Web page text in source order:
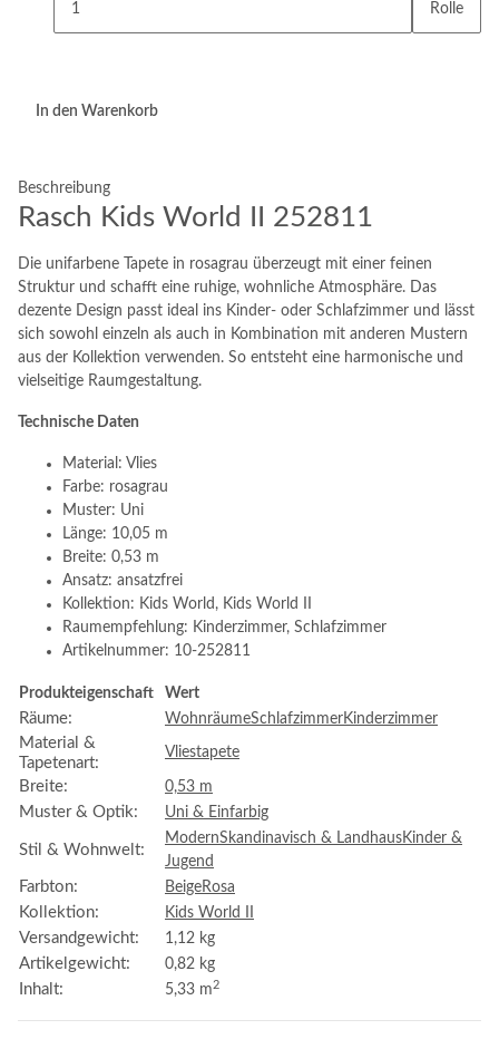
Rolle
In den Warenkorb
Beschreibung
Rasch Kids World II 252811
Die unifarbene Tapete in rosagrau überzeugt mit einer feinen
Struktur und schafft eine ruhige, wohnliche Atmosphäre. Das
dezente Design passt ideal ins Kinder- oder Schlafzimmer und lässt
sich sowohl einzeln als auch in Kombination mit anderen Mustern
aus der Kollektion verwenden. So entsteht eine harmonische und
vielseitige Raumgestaltung.
Technische Daten
Material: Vlies
Farbe: rosagrau
Muster: Uni
Länge: 10,05 m
Breite: 0,53 m
Ansatz: ansatzfrei
Kollektion: Kids World, Kids World II
Raumempfehlung: Kinderzimmer, Schlafzimmer
Artikelnummer: 10-252811
Produkteigenschaft Wert
Räume: WohnräumeSchlafzimmerKinderzimmer
Material &
Tapetenart:
Vliestapete
Breite: 0,53 m
Muster & Optik: Uni & Einfarbig
Stil & Wohnwelt:
ModernSkandinavisch & LandhausKinder &
Jugend
Farbton: BeigeRosa
Kollektion: Kids World II
Versandgewicht: 1,12 kg
Artikelgewicht: 0,82 kg
Inhalt: 5,33 m 2